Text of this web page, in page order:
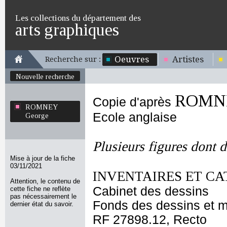
Les collections du département des
arts graphiques
Recherche sur : Oeuvres Artistes
Nouvelle recherche
ROMNEY
George
Mise à jour de la fiche
03/11/2021
Attention, le contenu de
cette fiche ne reflète
pas nécessairement le
dernier état du savoir.
Copie d'après
Ecole anglaise
Plusieurs figures dont
INVENTAIRES ET
Cabinet des dessins
Fonds des dessins et
RF 27898.12, Recto